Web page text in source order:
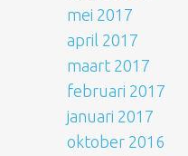
mei 2017
april 2017
maart 2017
februari 2017
januari 2017
oktober 2016